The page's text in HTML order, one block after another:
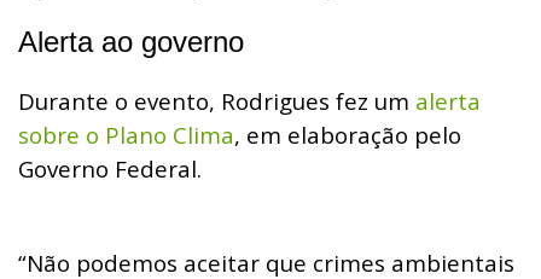
Alerta ao governo
Durante o evento, Rodrigues fez um alerta
sobre o Plano Clima, em elaboração pelo
Governo Federal.
“Não podemos aceitar que crimes ambientais